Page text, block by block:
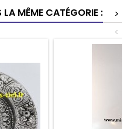
MÊME CATÉGORIE :
>
<